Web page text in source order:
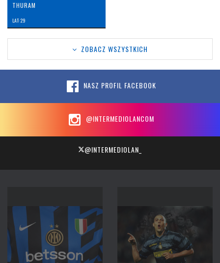
THURAM
LAT: 29
ZOBACZ WSZYSTKICH
NASZ PROFIL FACEBOOK
@INTERMEDIOLANCOM
@INTERMEDIOLAN_